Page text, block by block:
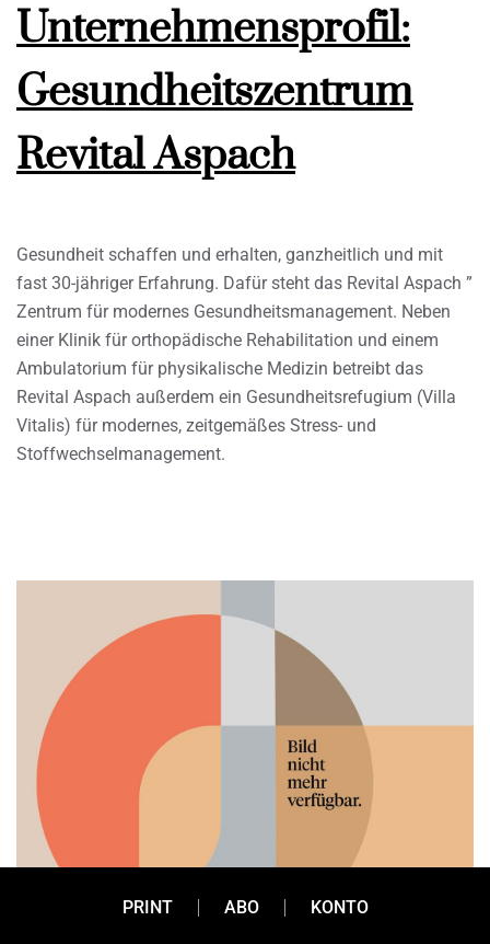
Unternehmensprofil:
Gesundheitszentrum
Revital Aspach
Gesundheit schaffen und erhalten, ganzheitlich und mit
fast 30-jähriger Erfahrung. Dafür steht das Revital Aspach ”
Zentrum für modernes Gesundheitsmanagement. Neben
einer Klinik für orthopädische Rehabilitation und einem
Ambulatorium für physikalische Medizin betreibt das
Revital Aspach außerdem ein Gesundheitsrefugium (Villa
Vitalis) für modernes, zeitgemäßes Stress- und
Stoffwechselmanagement.
PRINT ABO KONTO